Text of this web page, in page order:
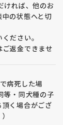
ければ、他のお
の状態へと切
ださい。
返金できませ
病死した場
等・同犬種の子
く場合がござ